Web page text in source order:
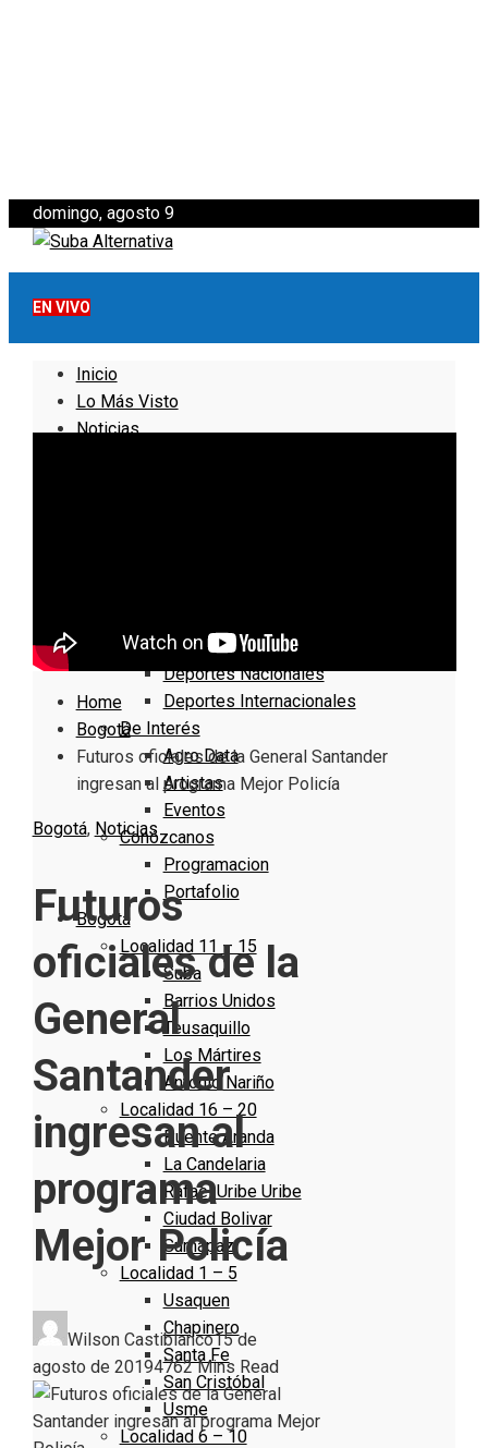
domingo, agosto 9
EN VIVO
Inicio
Lo Más Visto
Noticias
Deportes Locales
Deportes Nacionales
Deportes Internacionales
De Interés
Agro Data
Artistas
Eventos
Conózcanos
Programacion
Portafolio
Bogotá
Localidad 11 – 15
Suba
Barrios Unidos
Teusaquillo
Los Mártires
Antonio Nariño
Localidad 16 – 20
Puente Aranda
La Candelaria
Rafael Uribe Uribe
Ciudad Bolivar
Sumapaz
Localidad 1 – 5
Usaquen
Chapinero
Santa Fe
San Cristóbal
Usme
Localidad 6 – 10
Home
Bogotá
Futuros oficiales de la General Santander
ingresan al programa Mejor Policía
Bogotá, Noticias
Futuros
oficiales de la
General
Santander
ingresan al
programa
Mejor Policía
Wilson Castiblanco15 de
agosto de 20194762 Mins Read